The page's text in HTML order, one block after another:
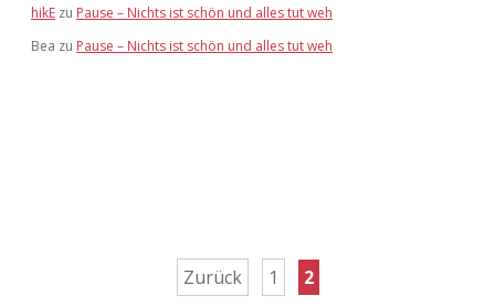
hikE zu Pause – Nichts ist schön und alles tut weh
Bea zu Pause – Nichts ist schön und alles tut weh
Seitennummerierung
Zurück 1 2